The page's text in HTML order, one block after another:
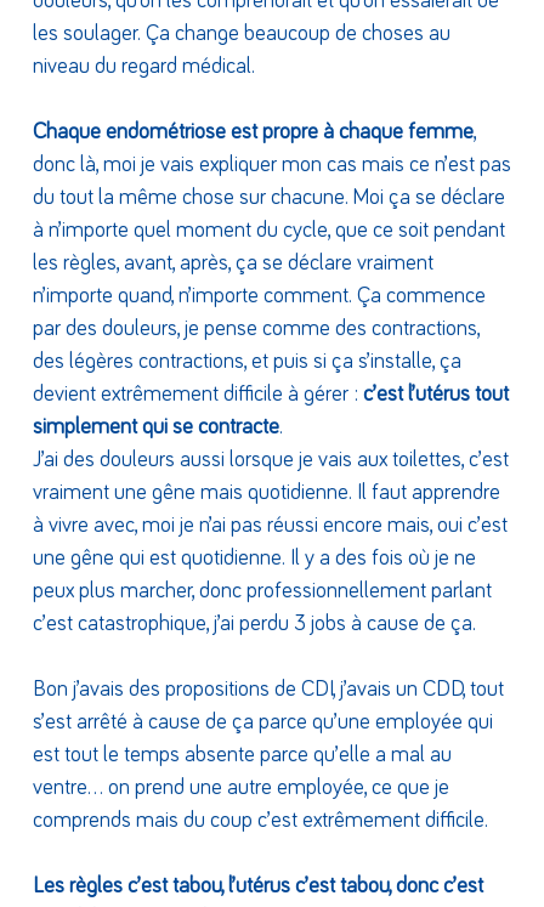
les soulager. Ça change beaucoup de choses au
niveau du regard médical.
Chaque endométriose est propre à chaque femme,
donc là, moi je vais expliquer mon cas mais ce n’est pas
du tout la même chose sur chacune. Moi ça se déclare
à n’importe quel moment du cycle, que ce soit pendant
les règles, avant, après, ça se déclare vraiment
n’importe quand, n’importe comment. Ça commence
par des douleurs, je pense comme des contractions,
des légères contractions, et puis si ça s’installe, ça
devient extrêmement difficile à gérer : c’est l’utérus tout
simplement qui se contracte.
J’ai des douleurs aussi lorsque je vais aux toilettes, c’est
vraiment une gêne mais quotidienne. Il faut apprendre
à vivre avec, moi je n’ai pas réussi encore mais, oui c’est
une gêne qui est quotidienne. Il y a des fois où je ne
peux plus marcher, donc professionnellement parlant
c’est catastrophique, j’ai perdu 3 jobs à cause de ça.
Bon j’avais des propositions de CDI, j’avais un CDD, tout
s’est arrêté à cause de ça parce qu’une employée qui
est tout le temps absente parce qu’elle a mal au
ventre… on prend une autre employée, ce que je
comprends mais du coup c’est extrêmement difficile.
Les règles c’est tabou, l’utérus c’est tabou, donc c’est